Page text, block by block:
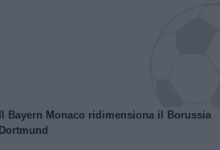
Il Bayern Monaco ridimensiona il Borussia
Dortmund